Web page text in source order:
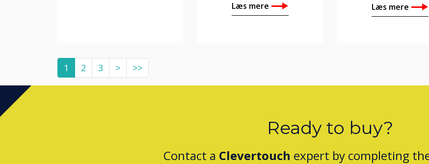
Læs mere Læs mere
1 2 3 > >>
Ready to buy?
Contact a Clevertouch expert by completing